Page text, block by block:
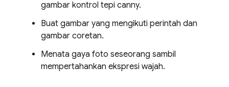
gambar kontrol tepi canny.
Buat gambar yang mengikuti perintah dan
gambar coretan.
Menata gaya foto seseorang sambil
mempertahankan ekspresi wajah.